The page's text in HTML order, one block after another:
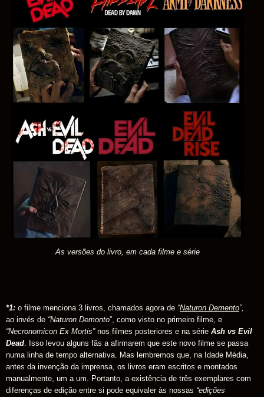
As versões do livro, em cada filme e série
*1: o filme menciona 3 livros, chamados agora de “Naturon Demento”,
ao invés de “Naturon Demonto”, como visto no primeiro filme, e
“Necronomicon Ex Mortis”nos filmes posteriores e na série Ash vs Evil
Dead. Isso levou alguns fãs a afirmarem que este novo filme se passa
numa linha de tempo alternativa. Mas lembremos que, na Idade Média,
antes da invenção da imprensa, os livros eram escritos e montados
manualmente, um a um. Portanto, a existência de três exemplares com
diferenças de edição entre si pode equivaler às nossas “edições